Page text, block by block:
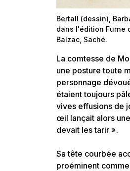
Bertall (dessin),
dans l'édition Furne
Balzac, Saché.
La comtesse de
une posture toute
personnage
étaient toujours
vives effusions de
œil lançait alors
devait les tarir ».
Sa tête courbée
proéminent